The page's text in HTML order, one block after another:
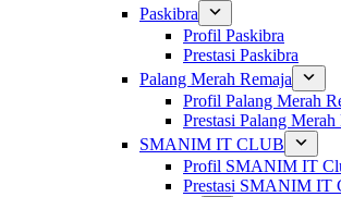
Paskibra
Profil Paskibra
Prestasi Paskibra
Palang Merah Remaja
Profil Palang Merah
Prestasi Palang Merah
SMANIM IT CLUB
Profil SMANIM IT
Prestasi SMANIM IT